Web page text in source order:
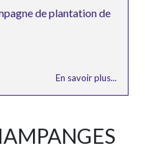
de plantation de
En savoir plus...